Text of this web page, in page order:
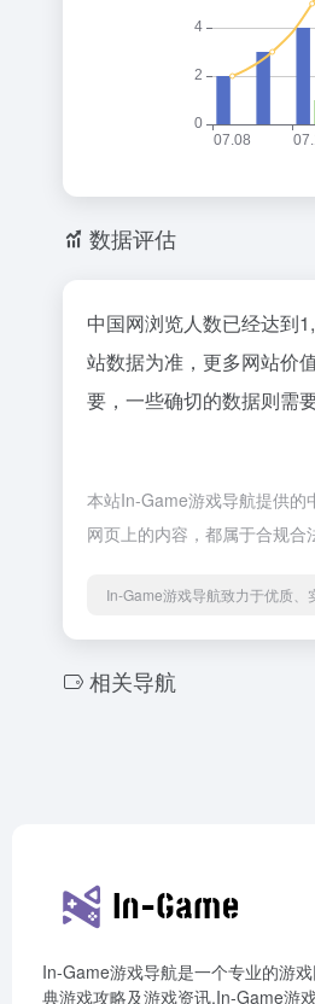
数据评估
中国网浏览人数已经达到
站数据为准，更多网站价
要，一些确切的数据则需
本站In-Game游戏导航提供的
网页上的内容，都属于合规合
In-Game游戏导航致力于优质、
相关导航
In-Game游戏导航是一个专业的游
典游戏攻略及游戏资讯,In-Game游